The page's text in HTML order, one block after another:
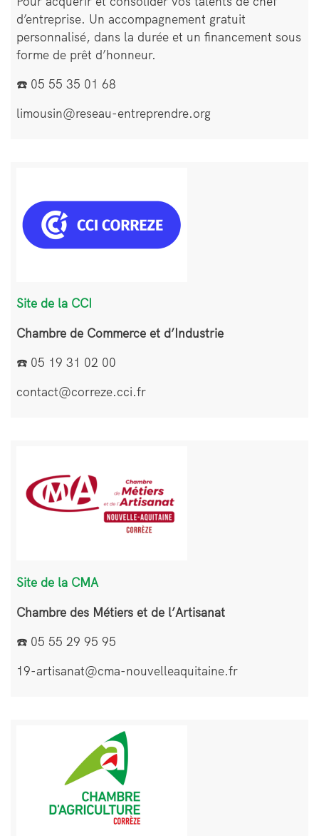
d’entreprise. Un accompagnement gratuit
personnalisé, dans la durée et un financement sous
forme de prêt d’honneur.
☎️ 05 55 35 01 68
limousin@reseau-entreprendre.org
texte
Site de la CCI
Chambre de Commerce et d’Industrie
☎️ 05 19 31 02 00
contact@correze.cci.fr
texte
Site de la CMA
Chambre des Métiers et de l’Artisanat
☎️ 05 55 29 95 95
19-artisanat@cma-nouvelleaquitaine.fr